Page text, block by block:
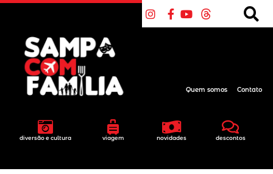
diversão e cultura viagem novidades descontos
Quem somos Contato